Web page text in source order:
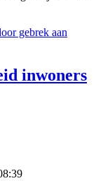
gebrek aan
inwoners